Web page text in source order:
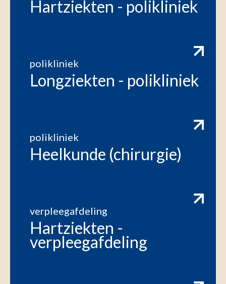
Hartziekten - polikliniek
polikliniek
Longziekten - polikliniek
polikliniek
Heelkunde (chirurgie)
verpleegafdeling
Hartziekten -
verpleegafdeling